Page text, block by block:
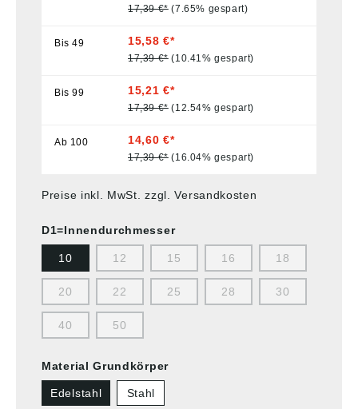
17,39 €* (7.65% gespart)
Bis49 15,58 €*
17,39 €* (10.41% gespart)
Bis99 15,21 €*
17,39 €* (12.54% gespart)
Ab 100 14,60 €*
17,39 €* (16.04% gespart)
Preise inkl. MwSt. zzgl. Versandkosten
D1=Innendurchmesser
10 12 15 16 18
20 22 25 28 30
40 50
Material Grundkörper
Edelstahl Stahl